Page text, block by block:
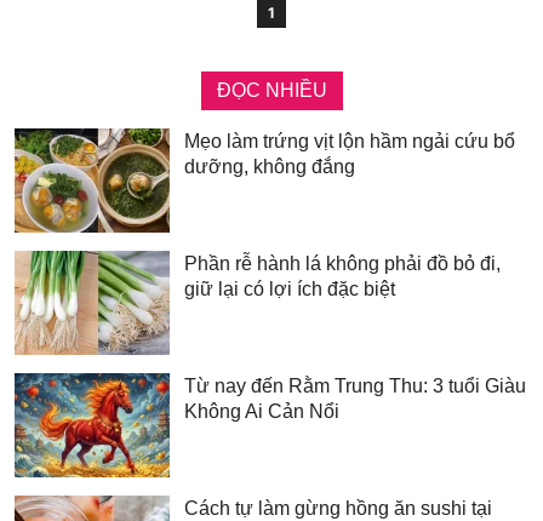
1
ĐỌC NHIỀU
Mẹo làm trứng vịt lộn hầm ngải cứu bổ
dưỡng, không đắng
Phần rễ hành lá không phải đồ bỏ đi,
giữ lại có lợi ích đặc biệt
Từ nay đến Rằm Trung Thu: 3 tuổi Giàu
Không Ai Cản Nổi
Cách tự làm gừng hồng ăn sushi tại